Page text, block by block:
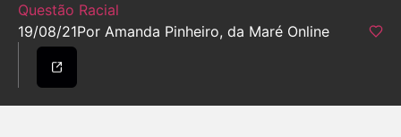
Questão Racial
19/08/21Por Amanda Pinheiro, da Maré Online